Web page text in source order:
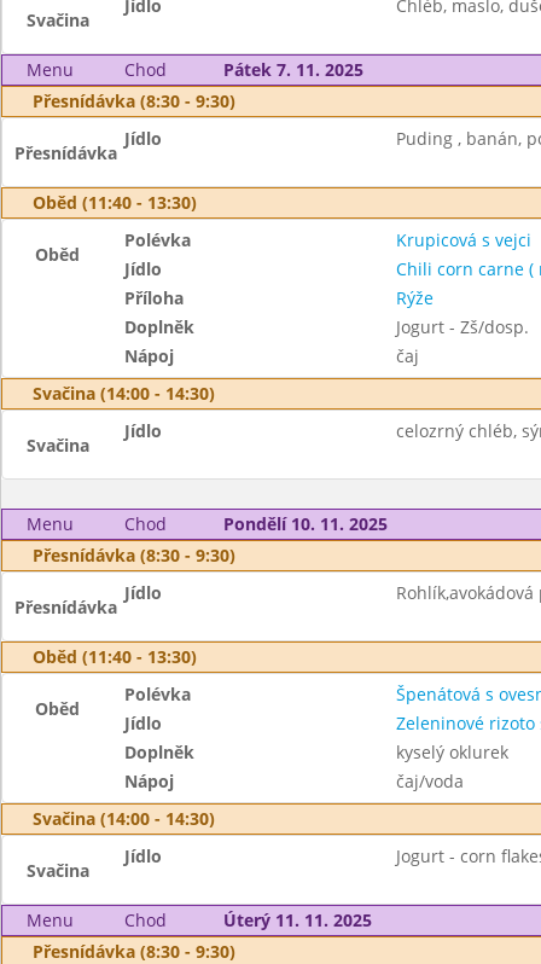
Svačina
Jídlo Chléb, maslo,
Menu Chod
Pátek 7. 11. 2025
Přesnídávka (8:30 - 9:30)
Přesnídávka
Jídlo Puding , banán,
Oběd (11:40 - 13:30)
Oběd
Polévka
Krupicová s vejci
Jídlo
Chili corn carne (
Příloha
Rýže
Doplněk
Jogurt - Zš/dosp.
Nápoj
čaj
Svačina (14:00 - 14:30)
Svačina
Jídlo celozrný chléb,
Menu Chod
Pondělí 10. 11. 2025
Přesnídávka (8:30 - 9:30)
Přesnídávka
Jídlo
Oběd (11:40 - 13:30)
Oběd
Polévka
Špenátová s
Jídlo
Zeleninové rizoto
Doplněk
kyselý oklurek
Nápoj
čaj/voda
Svačina (14:00 - 14:30)
Svačina
Jídlo Jogurt - corn
Menu Chod
Úterý 11. 11. 2025
Přesnídávka (8:30 - 9:30)